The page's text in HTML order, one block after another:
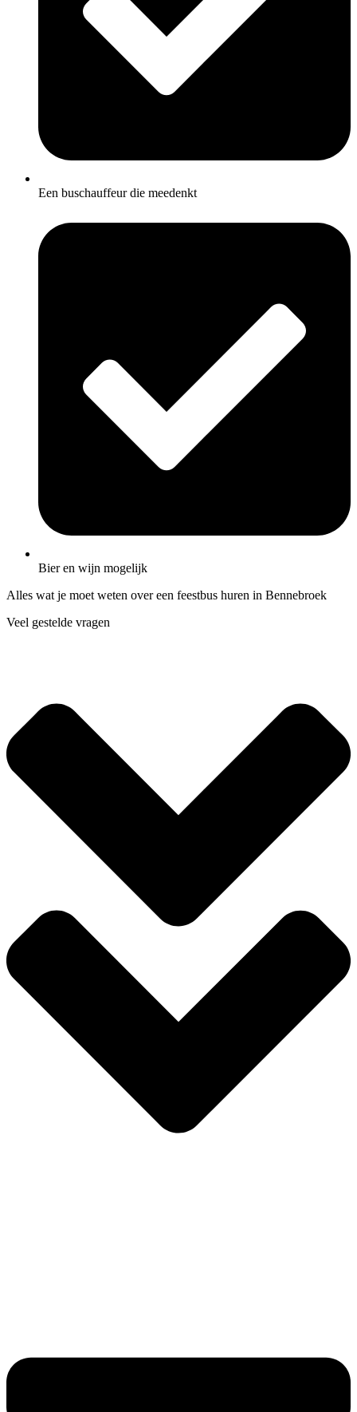
Een buschauffeur die meedenkt
Bier en wijn mogelijk
Alles wat je moet weten over een feestbus huren in Bennebroek
Veel gestelde vragen